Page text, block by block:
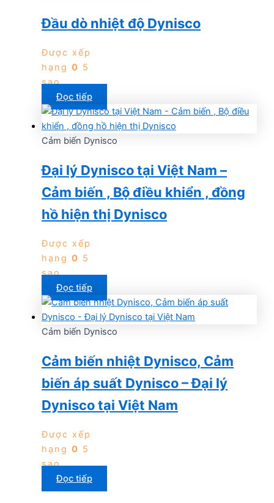
Đầu dò nhiệt độ Dynisco
Được xếp
hạng 0 5
sao
Đọc tiếp
Cảm biến Dynisco
Đại lý Dynisco tại Việt Nam –
Cảm biến , Bộ điều khiển , đồng
hồ hiện thị Dynisco
Được xếp
hạng 0 5
sao
Đọc tiếp
Cảm biến Dynisco
Cảm biến nhiệt Dynisco, Cảm
biến áp suất Dynisco – Đại lý
Dynisco tại Việt Nam
Được xếp
hạng 0 5
sao
Đọc tiếp